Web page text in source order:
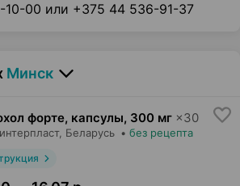
10-00 или +375 44 536-91-37
Минск
форте, капсулы, 300 мг ×30
, Беларусь • без рецепта